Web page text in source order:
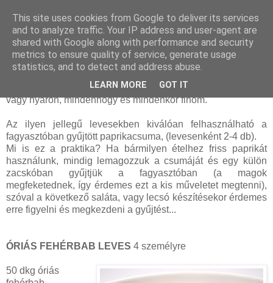
péntek, június 29, 2012
Óriás fehérbab leves
Ez a leves készíthető tűzhelyen, vagy bográcsban, télen,
vagy nyáron, mindenhogy és mindenkor finom.
Az ilyen jellegű levesekben kiválóan felhasználható a
fagyasztóban gyűjtött paprikacsuma, (levesenként 2-4 db).
Mi is ez a praktika? Ha bármilyen ételhez friss paprikát
használunk, mindig lemagozzuk a csumáját és egy külön
zacskóban gyűjtjük a fagyasztóban (a magok
megfeketednek, így érdemes ezt a kis műveletet megtenni),
szóval a következő saláta, vagy lecsó készítésekor érdemes
erre figyelni és megkezdeni a gyűjtést...
ÓRIÁS FEHÉRBAB LEVES 4 személyre
50 dkg óriás
This site uses cookies from Google to deliver its services
and to analyze traffic. Your IP address and user-agent are
shared with Google along with performance and security
metrics to ensure quality of service, generate usage
statistics, and to detect and address abuse.
LEARN MORE GOT IT